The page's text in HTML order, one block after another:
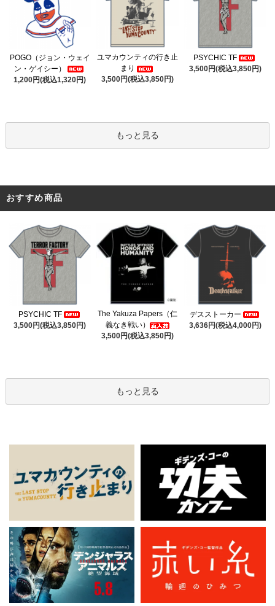
POGO（ジョン・ウェイ
ン・ゲイシー）
1,200円(税込1,320円)
ユマカウンティの行き止
まり
3,500円(税込3,850円)
PSYCHIC TF
3,500円(税込3,850円)
もっと見る
おすすめ商品
PSYCHIC TF
3,500円(税込3,850円)
The Yakuza Papers（仁
義なき戦い）
3,500円(税込3,850円)
デスストーカー
3,636円(税込4,000円)
もっと見る